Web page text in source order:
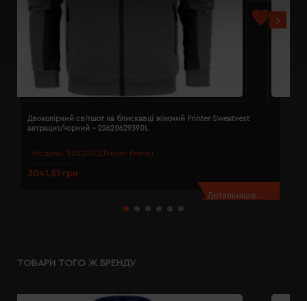
Модель: 2262062(Printer Prime)
Двоколірний світшот на блискавці жіночий Printer Sweatvest
антрацит/чорний - 22620629390L
3041.51 грн
Детальніше...
ТОВАРИ ТОГО Ж БРЕНДУ